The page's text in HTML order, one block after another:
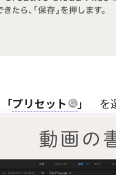
「プリセット 」 を